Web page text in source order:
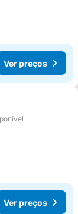
Ver preços
Ver preços